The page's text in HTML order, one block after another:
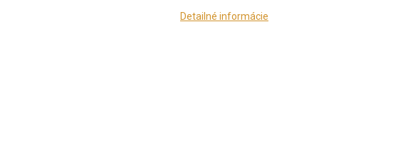
Detailné informácie